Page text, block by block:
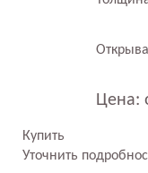
Цена:
Купить
Уточнить